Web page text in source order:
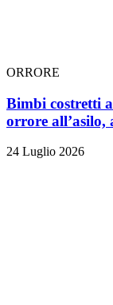
ORRORE
Bimbi costretti
orrore all’asilo,
24 Luglio 2026